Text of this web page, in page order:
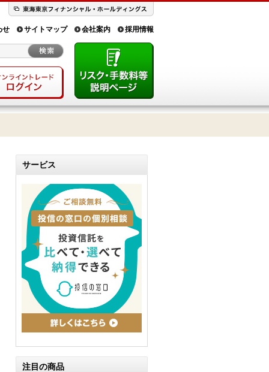
せ サイトマップ 会社案内 採用情報
サービス
注目の商品